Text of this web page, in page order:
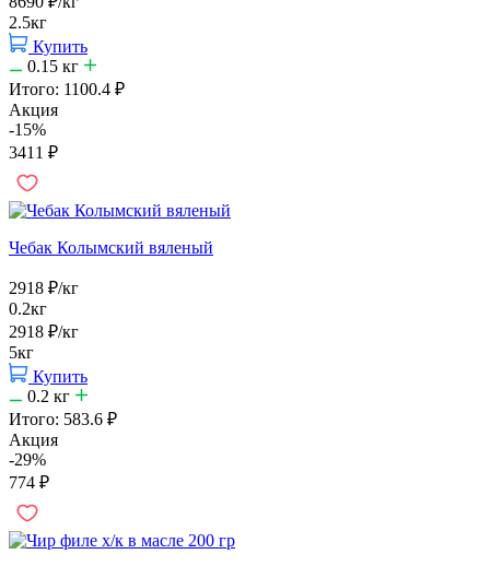
2.5кг
Купить
0.15 кг
Итого: 1100.4 ₽
Акция
-15%
3411 ₽
Чебак Колымский вяленый
2918 ₽/кг
0.2кг
2918 ₽/кг
5кг
Купить
0.2 кг
Итого: 583.6 ₽
Акция
-29%
774 ₽